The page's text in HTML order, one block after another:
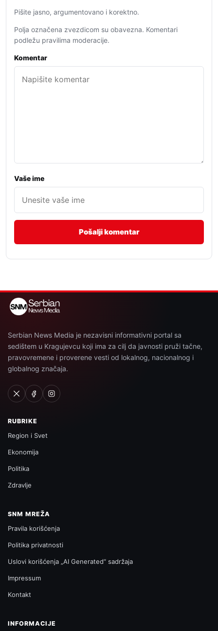
Pišite jasno, argumentovano i korektno.
Polja označena zvezdicom su obavezna. Komentari
podležu pravilima moderacije.
Komentar
Vaše ime
Serbian News Media je nezavisni informativni portal sa
sedištem u Kragujevcu koji ima za cilj da javnosti pruži tačne,
pravovremene i proverene vesti od lokalnog, nacionalnog i
globalnog značaja.
RUBRIKE
Region i Svet
Ekonomija
Politika
Zdravlje
SNM MREŽA
Pravila korišćenja
Politika privatnosti
Uslovi korišćenja „AI Generated“ sadržaja
Impressum
Kontakt
INFORMACIJE